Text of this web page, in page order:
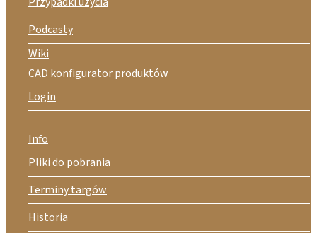
Podcasty
Wiki
CAD konfigurator produktów
Login
Info
Pliki do pobrania
Terminy targów
Historia